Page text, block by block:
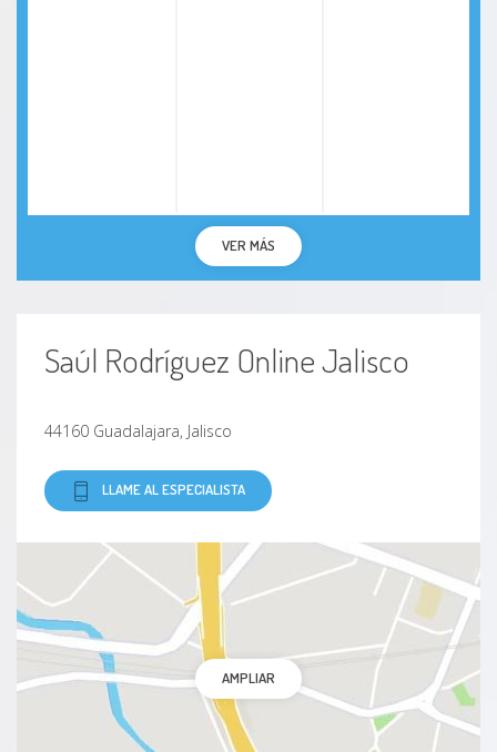
VER MÁS
Saúl Rodríguez Online Jalisco
44160 Guadalajara, Jalisco
LLAME AL ESPECIALISTA
AMPLIAR